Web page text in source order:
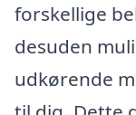
forskellige
desuden
udkørende